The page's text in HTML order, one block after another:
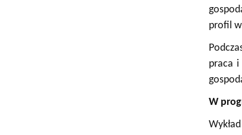
profil
praca i
W